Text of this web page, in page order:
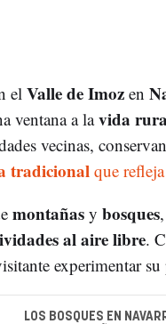
el Valle de Imozen
ventana a lavida
vecinas,
tradicional que
montañasy bosques
al aire libre.
experimentar su
LOS BOSQUES EN